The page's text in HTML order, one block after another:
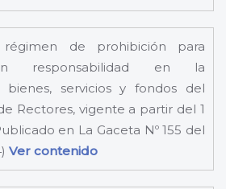
de prohibición para
responsabilidad en la
bienes, servicios y fondos del
Rectores, vigente a partir del 1
en La Gaceta Nº 155 del
Ver contenido